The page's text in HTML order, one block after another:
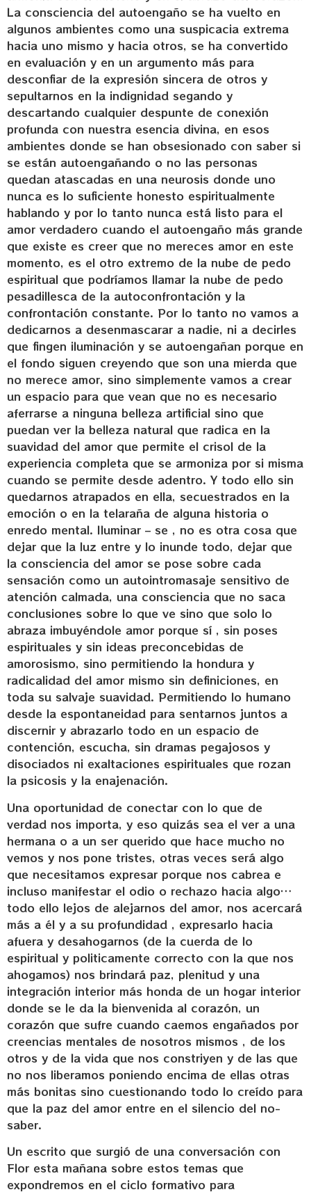
La consciencia del autoengaño se ha vuelto en
algunos ambientes como una suspicacia extrema
hacia uno mismo y hacia otros, se ha convertido
en evaluación y en un argumento más para
desconfiar de la expresión sincera de otros y
sepultarnos en la indignidad segando y
descartando cualquier despunte de conexión
profunda con nuestra esencia divina, en esos
ambientes donde se han obsesionado con saber si
se están autoengañando o no las personas
quedan atascadas en una neurosis donde uno
nunca es lo suficiente honesto espiritualmente
hablando y por lo tanto nunca está listo para el
amor verdadero cuando el autoengaño más grande
que existe es creer que no mereces amor en este
momento, es el otro extremo de la nube de pedo
espiritual que podríamos llamar la nube de pedo
pesadillesca de la autoconfrontación y la
confrontación constante. Por lo tanto no vamos a
dedicarnos a desenmascarar a nadie, ni a decirles
que fingen iluminación y se autoengañan porque en
el fondo siguen creyendo que son una mierda que
no merece amor, sino simplemente vamos a crear
un espacio para que vean que no es necesario
aferrarse a ninguna belleza artificial sino que
puedan ver la belleza natural que radica en la
suavidad del amor que permite el crisol de la
experiencia completa que se armoniza por si misma
cuando se permite desde adentro. Y todo ello sin
quedarnos atrapados en ella, secuestrados en la
emoción o en la telaraña de alguna historia o
enredo mental. Iluminar – se , no es otra cosa que
dejar que la luz entre y lo inunde todo, dejar que
la consciencia del amor se pose sobre cada
sensación como un autointromasaje sensitivo de
atención calmada, una consciencia que no saca
conclusiones sobre lo que ve sino que solo lo
abraza imbuyéndole amor porque sí , sin poses
espirituales y sin ideas preconcebidas de
amorosismo, sino permitiendo la hondura y
radicalidad del amor mismo sin definiciones, en
toda su salvaje suavidad. Permitiendo lo humano
desde la espontaneidad para sentarnos juntos a
discernir y abrazarlo todo en un espacio de
contención, escucha, sin dramas pegajosos y
disociados ni exaltaciones espirituales que rozan
la psicosis y la enajenación.
Una oportunidad de conectar con lo que de
verdad nos importa, y eso quizás sea el ver a una
hermana o a un ser querido que hace mucho no
vemos y nos pone tristes, otras veces será algo
que necesitamos expresar porque nos cabrea e
incluso manifestar el odio o rechazo hacia algo…
todo ello lejos de alejarnos del amor, nos acercará
más a él y a su profundidad , expresarlo hacia
afuera y desahogarnos (de la cuerda de lo
espiritual y politicamente correcto con la que nos
ahogamos) nos brindará paz, plenitud y una
integración interior más honda de un hogar interior
donde se le da la bienvenida al corazón, un
corazón que sufre cuando caemos engañados por
creencias mentales de nosotros mismos , de los
otros y de la vida que nos constriyen y de las que
no nos liberamos poniendo encima de ellas otras
más bonitas sino cuestionando todo lo creído para
que la paz del amor entre en el silencio del no-
saber.
Un escrito que surgió de una conversación con
Flor esta mañana sobre estos temas que
expondremos en el ciclo formativo para